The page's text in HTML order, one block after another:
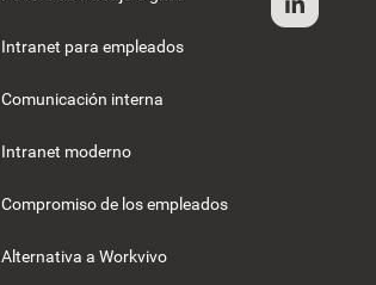
Intranet para empleados
Comunicación interna
Intranet moderno
Compromiso de los empleados
Alternativa a Workvivo